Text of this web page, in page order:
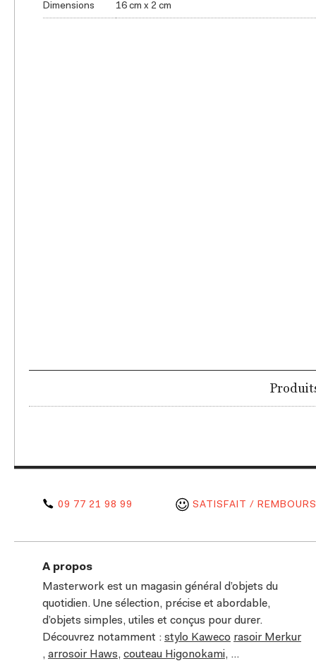
Dimensions 16 cm x 2 cm
09 77 21 98 99 SATISFAIT /
A propos
Masterwork est un magasin général d’objets du
quotidien. Une sélection, précise et abordable,
d’objets simples, utiles et conçus pour durer.
Découvrez notamment : stylo Kaweco rasoir Merkur
, arrosoir Haws, couteau Higonokami, ...